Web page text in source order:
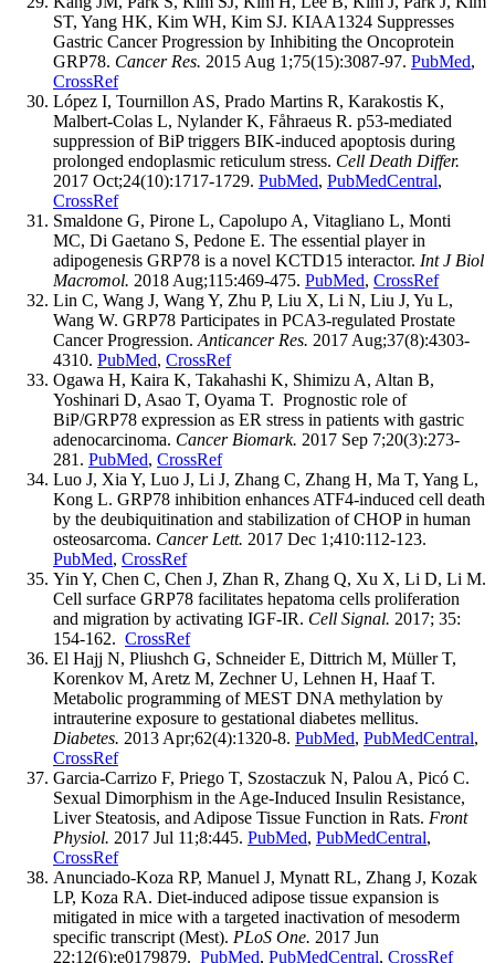
ST, Yang HK, Kim WH, Kim SJ. KIAA1324 Suppresses
Gastric Cancer Progression by Inhibiting the Oncoprotein
GRP78. Cancer Res. 2015 Aug 1;75(15):3087-97. PubMed,
CrossRef
López I, Tournillon AS, Prado Martins R, Karakostis K,
Malbert-Colas L, Nylander K, Fåhraeus R. p53-mediated
suppression of BiP triggers BIK-induced apoptosis during
prolonged endoplasmic reticulum stress. Cell Death Differ.
2017 Oct;24(10):1717-1729. PubMed, PubMedCentral,
CrossRef
Smaldone G, Pirone L, Capolupo A, Vitagliano L, Monti
MC, Di Gaetano S, Pedone E. The essential player in
adipogenesis GRP78 is a novel KCTD15 interactor. Int J Biol
Macromol. 2018 Aug;115:469-475. PubMed, CrossRef
Lin C, Wang J, Wang Y, Zhu P, Liu X, Li N, Liu J, Yu L,
Wang W. GRP78 Participates in PCA3-regulated Prostate
Cancer Progression. Anticancer Res. 2017 Aug;37(8):4303-
4310. PubMed, CrossRef
Ogawa H, Kaira K, Takahashi K, Shimizu A, Altan B,
Yoshinari D, Asao T, Oyama T. Prognostic role of
BiP/GRP78 expression as ER stress in patients with gastric
adenocarcinoma. Cancer Biomark. 2017 Sep 7;20(3):273-
281. PubMed, CrossRef
Luo J, Xia Y, Luo J, Li J, Zhang C, Zhang H, Ma T, Yang L,
Kong L. GRP78 inhibition enhances ATF4-induced cell death
by the deubiquitination and stabilization of CHOP in human
osteosarcoma. Cancer Lett. 2017 Dec 1;410:112-123.
PubMed, CrossRef
Yin Y, Chen C, Chen J, Zhan R, Zhang Q, Xu X, Li D, Li M.
Cell surface GRP78 facilitates hepatoma cells proliferation
and migration by activating IGF-IR. Cell Signal. 2017; 35:
154-162. CrossRef
El Hajj N, Pliushch G, Schneider E, Dittrich M, Müller T,
Korenkov M, Aretz M, Zechner U, Lehnen H, Haaf T.
Metabolic programming of MEST DNA methylation by
intrauterine exposure to gestational diabetes mellitus.
Diabetes. 2013 Apr;62(4):1320-8. PubMed, PubMedCentral,
CrossRef
Garcia-Carrizo F, Priego T, Szostaczuk N, Palou A, Picó C.
Sexual Dimorphism in the Age-Induced Insulin Resistance,
Liver Steatosis, and Adipose Tissue Function in Rats. Front
Physiol. 2017 Jul 11;8:445. PubMed, PubMedCentral,
CrossRef
Anunciado-Koza RP, Manuel J, Mynatt RL, Zhang J, Kozak
LP, Koza RA. Diet-induced adipose tissue expansion is
mitigated in mice with a targeted inactivation of mesoderm
specific transcript (Mest). PLoS One. 2017 Jun
22;12(6):e0179879. PubMed, PubMedCentral, CrossRef